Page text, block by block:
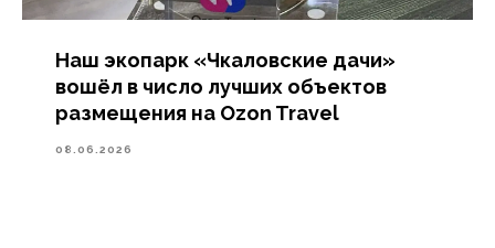
Наш экопарк «Чкаловские дачи»
вошёл в число лучших объектов
размещения на Ozon Travel
08.06.2026